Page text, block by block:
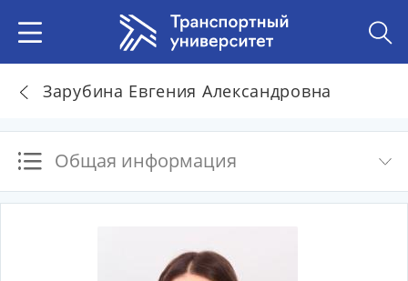
Зарубина Евгения Александровна
Общая информация